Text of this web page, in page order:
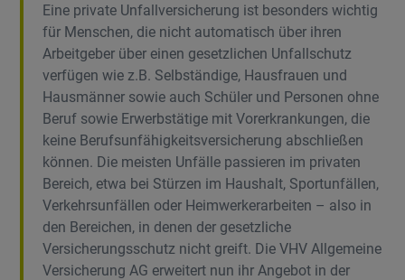
Eine private Unfallversicherung ist besonders wichtig
für Menschen, die nicht automatisch über ihren
Arbeitgeber über einen gesetzlichen Unfallschutz
verfügen wie z.B. Selbständige, Hausfrauen und
Hausmänner sowie auch Schüler und Personen ohne
Beruf sowie Erwerbstätige mit Vorerkrankungen, die
keine Berufsunfähigkeitsversicherung abschließen
können. Die meisten Unfälle passieren im privaten
Bereich, etwa bei Stürzen im Haushalt, Sportunfällen,
Verkehrsunfällen oder Heimwerkerarbeiten – also in
den Bereichen, in denen der gesetzliche
Versicherungsschutz nicht greift. Die VHV Allgemeine
Versicherung AG erweitert nun ihr Angebot in der